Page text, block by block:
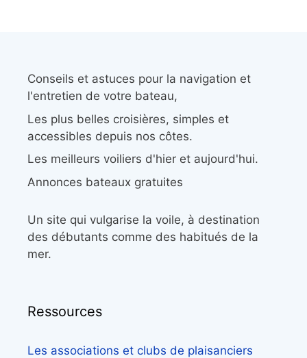
Conseils et astuces pour la navigation et
l'entretien de votre bateau,
Les plus belles croisières, simples et
accessibles depuis nos côtes.
Les meilleurs voiliers d'hier et aujourd'hui.
Annonces bateaux gratuites
Un site qui vulgarise la voile, à destination
des débutants comme des habitués de la
mer.
Ressources
Les associations et clubs de plaisanciers